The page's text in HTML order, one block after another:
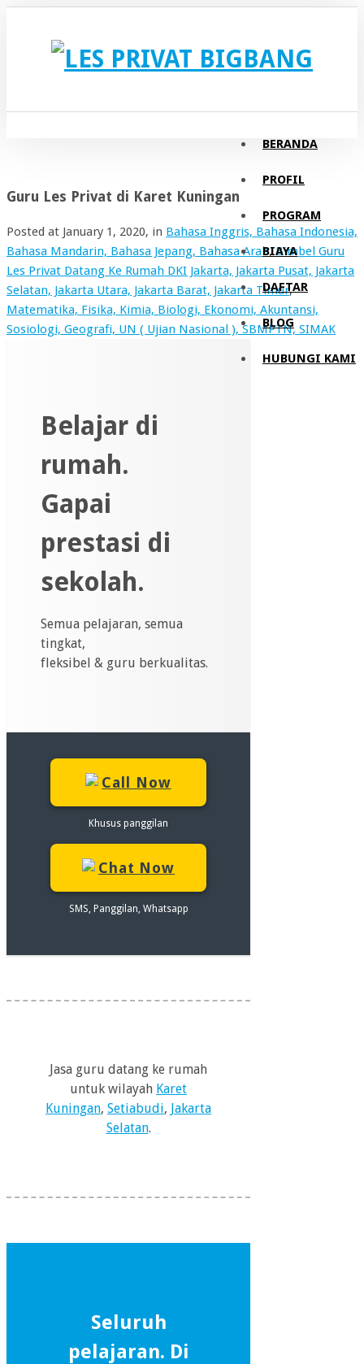
BERANDA
PROFIL
PROGRAM
BIAYA
DAFTAR
BLOG
HUBUNGI KAMI
Guru Les Privat di Karet Kuningan
Posted at January 1, 2020, in Bahasa Inggris, Bahasa Indonesia,
Bahasa Mandarin, Bahasa Jepang, Bahasa Arab,Bimbel Guru
Les Privat Datang Ke Rumah DKI Jakarta, Jakarta Pusat, Jakarta
Selatan, Jakarta Utara, Jakarta Barat, Jakarta Timur,
Matematika, Fisika, Kimia, Biologi, Ekonomi, Akuntansi,
Sosiologi, Geografi, UN ( Ujian Nasional ), SBMPTN, SIMAK
Belajar di
rumah.
Gapai
prestasi di
sekolah.
Semua pelajaran, semua
tingkat,
fleksibel & guru berkualitas.
Call Now
Khusus panggilan
Chat Now
SMS, Panggilan, Whatsapp
Jasa guru datang ke rumah
untuk wilayah Karet
Kuningan, Setiabudi, Jakarta
Selatan.
Seluruh
pelajaran. Di